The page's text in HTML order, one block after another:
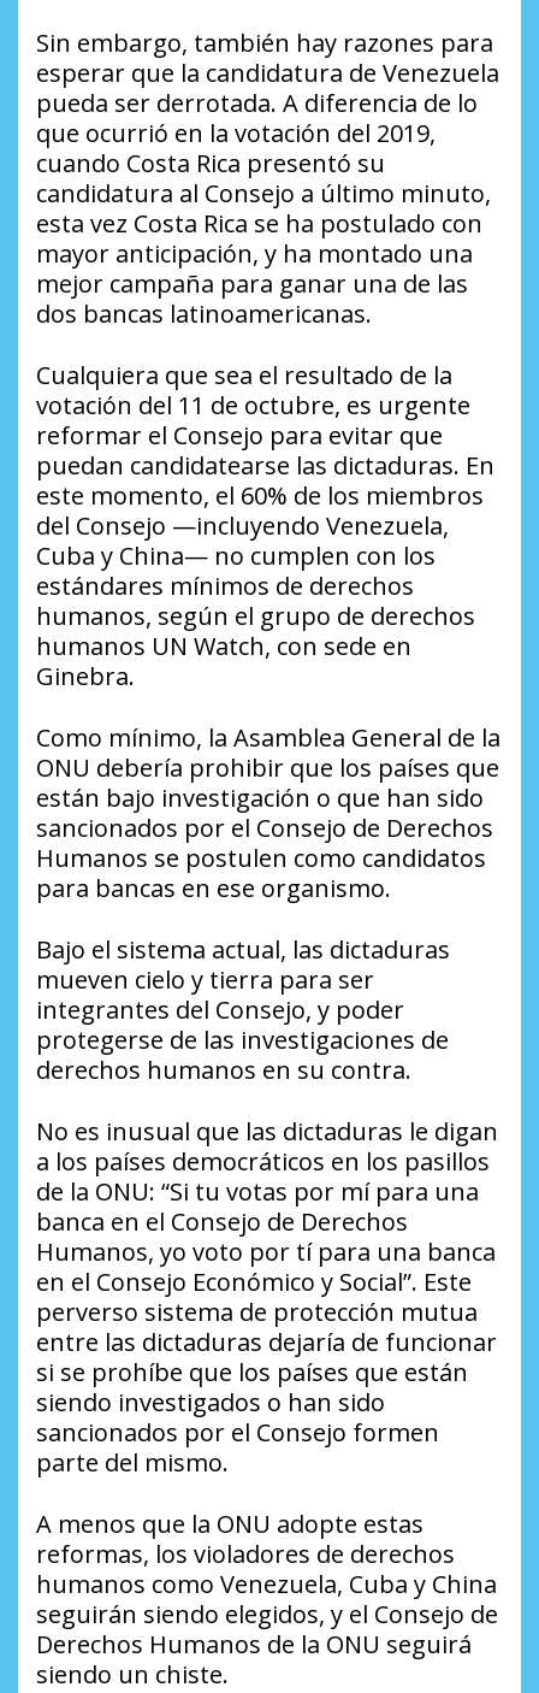
Sin embargo, también hay razones para
esperar que la candidatura de Venezuela
pueda ser derrotada. A diferencia de lo
que ocurrió en la votación del 2019,
cuando Costa Rica presentó su
candidatura al Consejo a último minuto,
esta vez Costa Rica se ha postulado con
mayor anticipación, y ha montado una
mejor campaña para ganar una de las
dos bancas latinoamericanas.
Cualquiera que sea el resultado de la
votación del 11 de octubre, es urgente
reformar el Consejo para evitar que
puedan candidatearse las dictaduras. En
este momento, el 60% de los miembros
del Consejo —incluyendo Venezuela,
Cuba y China— no cumplen con los
estándares mínimos de derechos
humanos, según el grupo de derechos
humanos UN Watch, con sede en
Ginebra.
Como mínimo, la Asamblea General de la
ONU debería prohibir que los países que
están bajo investigación o que han sido
sancionados por el Consejo de Derechos
Humanos se postulen como candidatos
para bancas en ese organismo.
Bajo el sistema actual, las dictaduras
mueven cielo y tierra para ser
integrantes del Consejo, y poder
protegerse de las investigaciones de
derechos humanos en su contra.
No es inusual que las dictaduras le digan
a los países democráticos en los pasillos
de la ONU: “Si tu votas por mí para una
banca en el Consejo de Derechos
Humanos, yo voto por tí para una banca
en el Consejo Económico y Social”. Este
perverso sistema de protección mutua
entre las dictaduras dejaría de funcionar
si se prohíbe que los países que están
siendo investigados o han sido
sancionados por el Consejo formen
parte del mismo.
A menos que la ONU adopte estas
reformas, los violadores de derechos
humanos como Venezuela, Cuba y China
seguirán siendo elegidos, y el Consejo de
Derechos Humanos de la ONU seguirá
siendo un chiste.